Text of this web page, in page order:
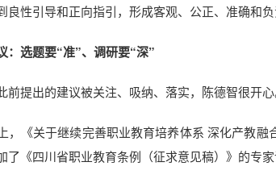
良性引导和正向指引，形成客观、公正、准确和
：选题要“准”、调研要“深”
前提出的建议被关注、吸纳、落实，陈德智很开心
，《关于继续完善职业教育培养体系 深化产教
了《四川省职业教育条例（征求意见稿）》的专家